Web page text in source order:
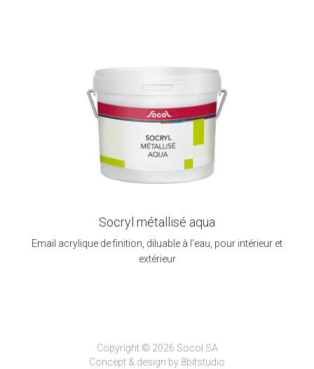
Socryl métallisé aqua
Email acrylique de finition, diluable à l’eau, pour intérieur et
extérieur
Copyright © 2026 Socol SA
Concept & design by 8bitstudio